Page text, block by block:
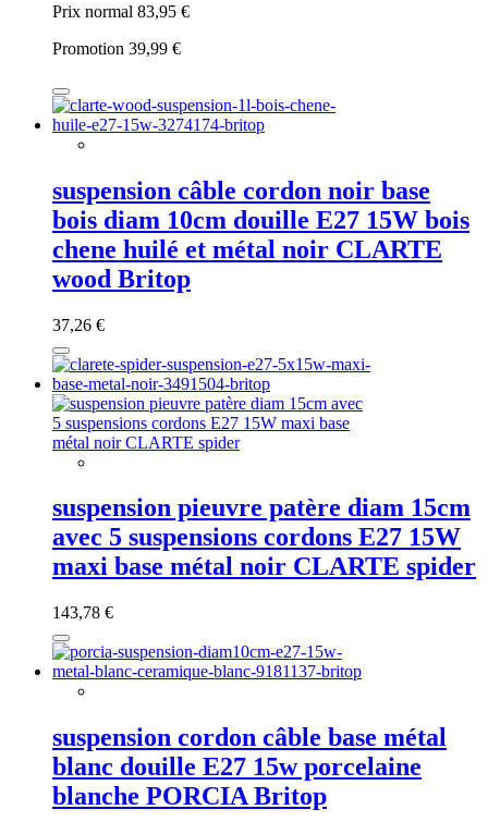
Prix normal 83,95 €
Promotion 39,99 €
suspension câble cordon noir base
bois diam 10cm douille E27 15W bois
chene huilé et métal noir CLARTE
wood Britop
37,26 €
suspension pieuvre patère diam 15cm
avec 5 suspensions cordons E27 15W
maxi base métal noir CLARTE spider
143,78 €
suspension cordon câble base métal
blanc douille E27 15w porcelaine
blanche PORCIA Britop